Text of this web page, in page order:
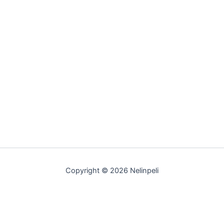
Copyright © 2026 Nelinpeli